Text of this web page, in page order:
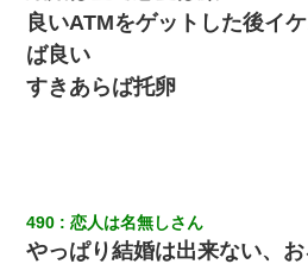
良いATMをゲットした後イ
ば良い
すきあらば托卵
490 恋人は名無しさん
やっぱり結婚は出来ない、